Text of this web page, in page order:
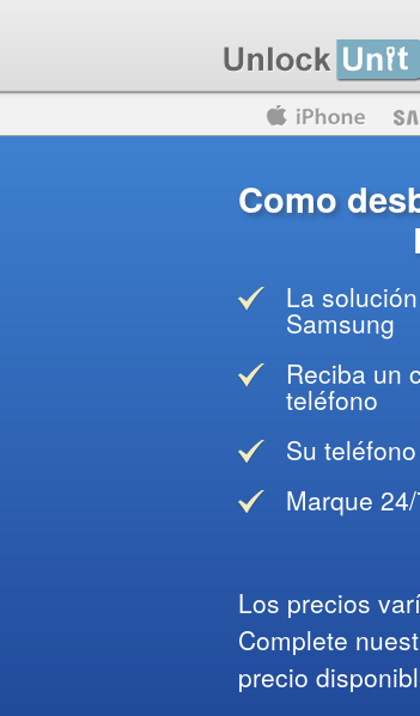
Blackberry
Como
La
Samsung
Reciba un
teléfono
Su
Marque
Los precios
Complete
precio